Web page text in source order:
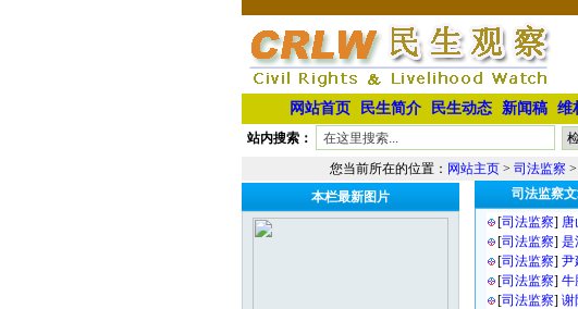
网站首页 民生简介 民生动态 新闻稿 维
站内搜索：
您当前所在的位置： 网站主页 > 司法监察 >
本栏最新图片
司法监察
[司法监察] 唐
[司法监察] 是
[司法监察] 尹
[司法监察] 牛
[司法监察] 谢